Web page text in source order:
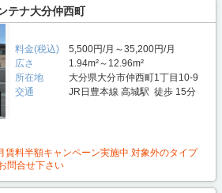
テナ大分仲西町
料金(税込)
5,500円/月～35,200円/月
広さ
1.94m²～12.96m²
所在地
大分県大分市仲西町1丁目10-9
交通
JR日豊本線 高城駅 徒歩 15分
賃料半額キャンペーン実施中 対象外のタイプ
問合せ下さい